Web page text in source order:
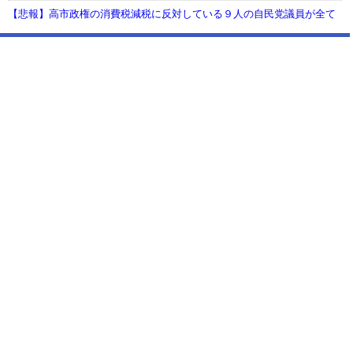
【悲報】高市政権の消費税減税に反対している９人の自民党議員が全て